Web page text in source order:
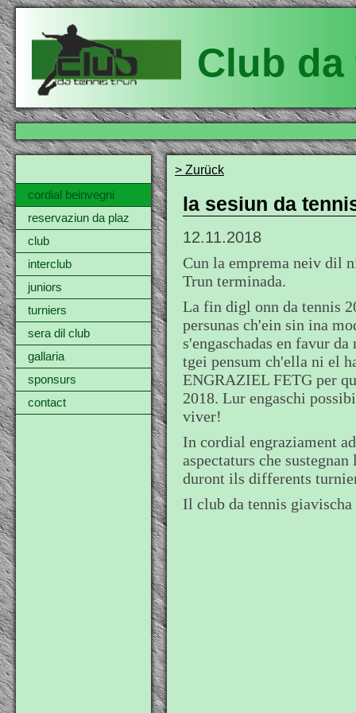
Club
cordial beinvegni
reservaziun da plaz
club
interclub
juniors
turniers
sera dil club
gallaria
sponsurs
contact
> Zurück
la sesiun da
12.11.2018
Cun la emprema neiv dil
Trun terminada.
La fin digl onn da tennis
persunas ch'ein sin ina
s'engaschadas en favur
tgei pensum ch'ella ni el
ENGRAZIEL FETG per
2018. Lur engaschi
viver!
In cordial engraziament
aspectaturs che
duront ils differents
Il club da tennis